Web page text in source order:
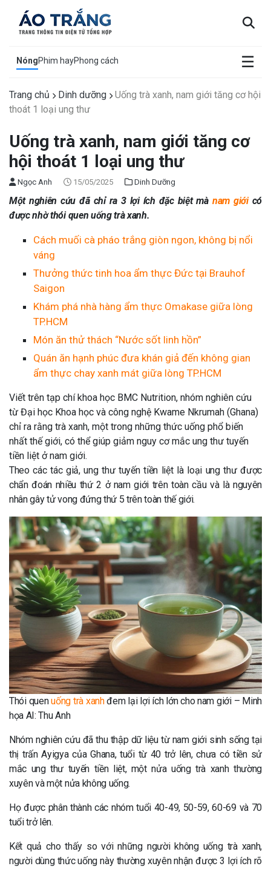
NóngPhim hayPhong cách ☰
×
Trang chủ Dinh dưỡng
Uống trà xanh, nam giới tăng cơ hội
thoát 1 loại ung thư
Uống trà xanh, nam giới tăng cơ
hội thoát 1 loại ung thư
Ngọc Anh 15/05/2025 Dinh Dưỡng
Một nghiên cứu đã chỉ ra 3 lợi ích đặc biệt mà nam giới có
được nhờ thói quen uống trà xanh.
Cách muối cà pháo trắng giòn ngon, không bị nổi
váng
Thưởng thức tinh hoa ẩm thực Đức tại Brauhof
Saigon
Khám phá nhà hàng ẩm thực Omakase giữa lòng
TP.HCM
Món ăn thử thách “Nước sốt linh hồn”
Quán ăn hạnh phúc đưa khán giả đến không gian
ẩm thực chay xanh mát giữa lòng TP.HCM
Viết trên tạp chí khoa học BMC Nutrition, nhóm nghiên cứu
từ Đại học Khoa học và công nghệ Kwame Nkrumah (Ghana)
chỉ ra rằng trà xanh, một trong những thức uống phổ biến
nhất thế giới, có thể giúp giảm nguy cơ mắc ung thư tuyến
tiền liệt ở nam giới.
Theo các tác giả, ung thư tuyến tiền liệt là loại ung thư được
chẩn đoán nhiều thứ 2 ở nam giới trên toàn cầu và là nguyên
nhân gây tử vong đứng thứ 5 trên toàn thế giới.
Thói quenuống trà xanhđem lại lợi ích lớn cho nam giới – Minh
họa AI: Thu Anh
Nhóm nghiên cứu đã thu thập dữ liệu từ nam giới sinh sống tại
thị trấn Ayigya của Ghana, tuổi từ 40 trở lên, chưa có tiền sử
mắc ung thư tuyến tiền liệt, một nửa uống trà xanh thường
xuyên và một nửa không uống.
Họ được phân thành các nhóm tuổi 40-49, 50-59, 60-69 và 70
tuổi trở lên.
Kết quả cho thấy so với những người không uống trà xanh,
người dùng thức uống này thường xuyên nhận được 3 lợi ích rõ